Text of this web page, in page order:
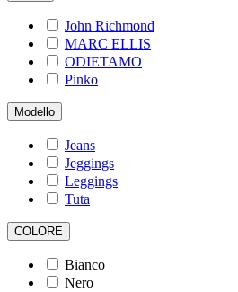
John Richmond
MARC ELLIS
ODIETAMO
Pinko
Modello
Jeans
Jeggings
Leggings
Tuta
COLORE
Bianco
Nero